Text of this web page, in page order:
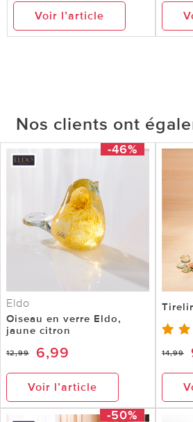
Voir l’article
Nos clients ont
-46%
Eldo
Oiseau en verre Eldo,
jaune citron
12,99 6,99
Voir l’article
14,99
-50%